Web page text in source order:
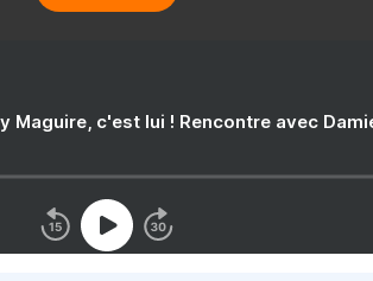
Maguire, c'est lui ! Rencontre avec